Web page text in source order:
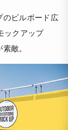
のビルボード広
ックアップ
敵。